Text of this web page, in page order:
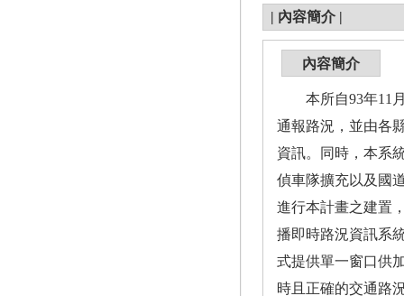
| 內容簡介 |
內容簡介
本所自93年11月
通報路況，並由各
資訊。同時，本系
偵車隊擴充以及國
進行本計畫之建置
播即時路況資訊系
式提供單一窗口供
時且正確的交通路